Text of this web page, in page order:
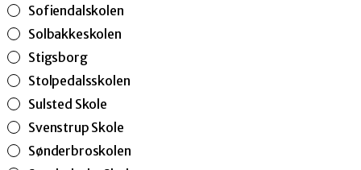
Sofiendalskolen
Solbakkeskolen
Stigsborg
Stolpedalsskolen
Sulsted Skole
Svenstrup Skole
Sønderbroskolen